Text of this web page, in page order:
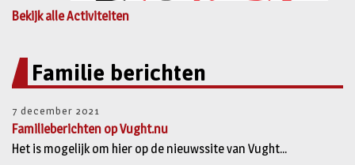
Bekijk alle Activiteiten
Familie berichten
7 december 2021
Familieberichten op Vught.nu
Het is mogelijk om hier op de nieuwssite van Vught...